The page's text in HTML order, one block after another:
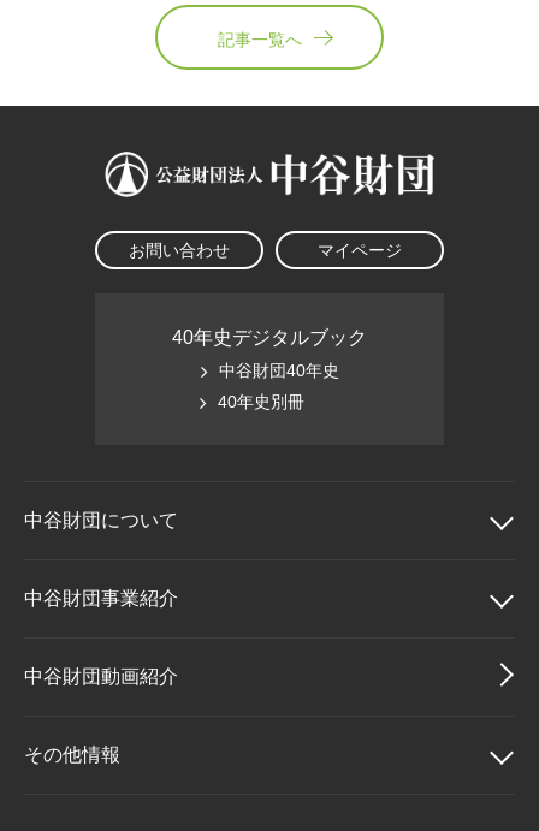
記事一覧へ
お問い合わせ マイページ
40年史デジタルブック
中谷財団40年史
40年史別冊
中谷財団について
中谷財団について
理事長挨拶
設立趣意書
中谷財団事業紹介
中谷財団事業紹介
中谷賞
中谷財団動画紹介
その他情報